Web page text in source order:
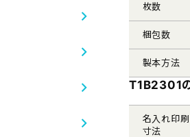
枚数
梱包数
製本方法
T1B2301
名入れ印刷
寸法